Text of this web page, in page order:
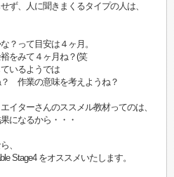
ず、人に聞きまくるタイプの人は、
？って目安は４ヶ月。
をみて４ヶ月ね？(笑
いるようでは
作業の意味を考えようね？
イターさんのススメル教材ってのは、
になるから・・・
、
Stage4 をオススメいたします。